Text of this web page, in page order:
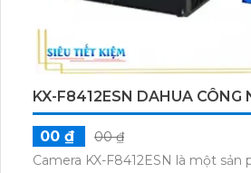
KX-F8412ESN DAHUA CÔNG
00 ₫
00 ₫
Camera KX-F8412ESN là một sản